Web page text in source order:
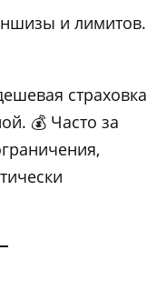
и лимитов.
страховка
💰 Часто за